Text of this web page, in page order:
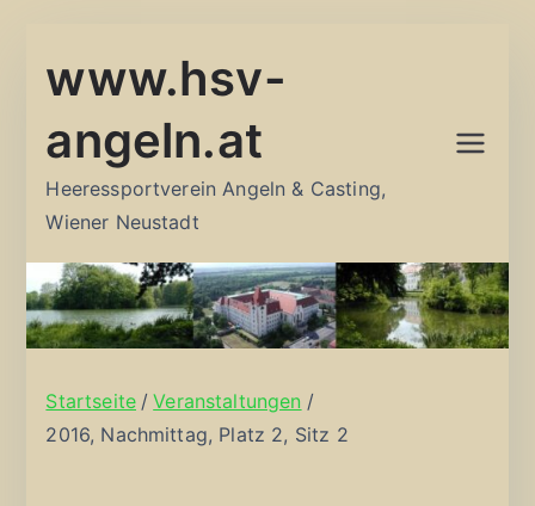
Inhalt
www.hsv-
angeln.at
Heeressportverein Angeln & Casting,
Wiener Neustadt
Startseite
Veranstaltungen
2016, Nachmittag, Platz 2, Sitz 2